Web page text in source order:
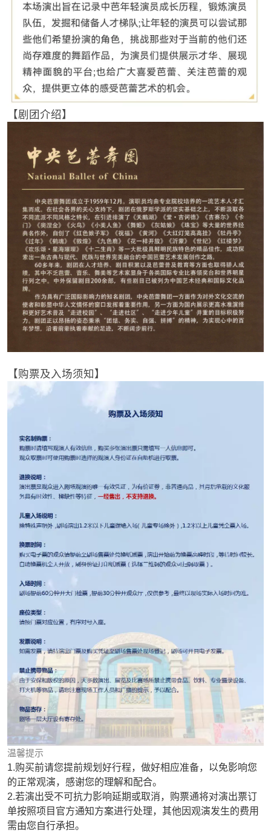
【剧团介绍】
【购票及入场须知】
温馨提示
1.购买前请您提前规划好行程，做好相应准备，以免影响您
的正常观演，感谢您的理解和配合。
2.若演出受不可抗力影响延期或取消，购票通将对演出票订
单按照项目官方通知方案进行处理，其他因观演发生的费用
需由您自行承担。